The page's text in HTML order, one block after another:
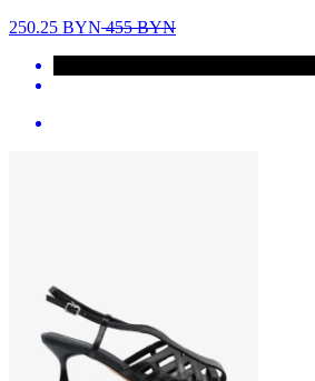
250.25 BYN455BYN